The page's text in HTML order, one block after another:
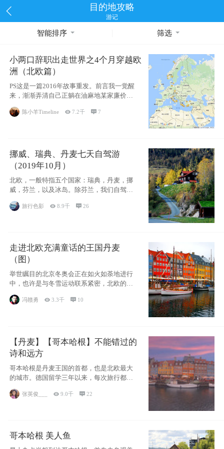
目的地攻略
游记
智能排序 筛选
小两口辞职出走世界之4个月穿越欧
洲（北欧篇）
PS这是一篇2016年故事重发。前言我一觉醒
来，渐渐弄清自己正躺在油麻地某家廉价宾
馆
陈小羊Timeline 7.2千 7
挪威、瑞典、丹麦七天自驾游
（2019年10月）
北欧，一般特指五个国家：瑞典，丹麦，挪
威，芬兰，以及冰岛。除芬兰，我们自驾游
旅行色影 8.9千 26
走进北欧充满童话的王国丹麦
（图）
举世瞩目的北京冬奥会正在如火如荼地进行
中，也许是与冬雪运动联系紧密，北欧的一
些国家因
冯赣勇 3.3千  10
【丹麦】【哥本哈根】不能错过的
诗和远方
哥本哈根是丹麦王国的首都，也是北欧最大
的城市。德国留学三年以来，每次旅行都是
张英俊___ 9.0千 22
哥本哈根 美人鱼